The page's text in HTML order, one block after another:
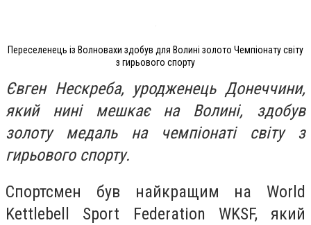
Переселенець із Волновахи здобув для Волині золото Чемпіонату світу
з гирьового спорту
Євген Нескреба, уродженець Донеччини,
який нині мешкає на Волині, здобув
золоту медаль на чемпіонаті світу з
гирьового спорту.
Спортсмен був найкращим на World
Kettlebell Sport Federation WKSF, який